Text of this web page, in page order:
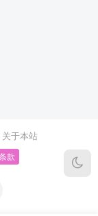
关于本站
款